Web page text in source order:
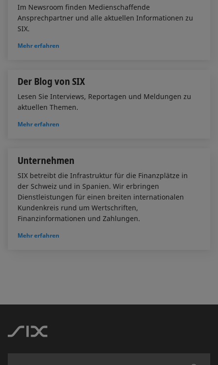
Im Newsroom finden Medienschaffende
Ansprechpartner und alle aktuellen Informationen zu
SIX.
Mehr erfahren
Der Blog von SIX
Lesen Sie Interviews, Reportagen und Meldungen zu
aktuellen Themen.
Mehr erfahren
Unternehmen
SIX betreibt die Infrastruktur für die Finanzplätze in
der Schweiz und in Spanien. Wir erbringen
Dienstleistungen für einen breiten internationalen
Kundenkreis rund um Wertschriften,
Finanzinformationen und Zahlungen.
Mehr erfahren